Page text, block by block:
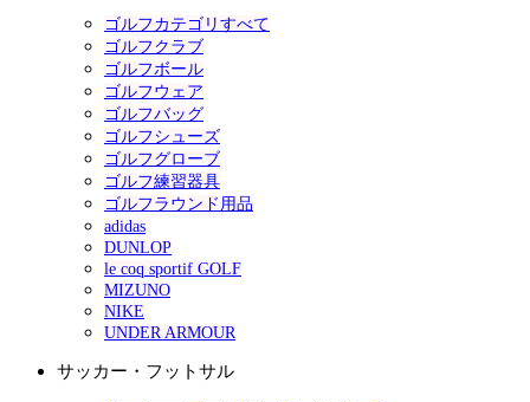
ゴルフカテゴリすべて
ゴルフクラブ
ゴルフボール
ゴルフウェア
ゴルフバッグ
ゴルフシューズ
ゴルフグローブ
ゴルフ練習器具
ゴルフラウンド用品
adidas
DUNLOP
le coq sportif GOLF
MIZUNO
NIKE
UNDER ARMOUR
サッカー・フットサル